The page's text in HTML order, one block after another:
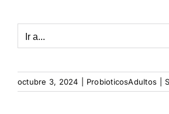
contenido
Ir a...
octubre 3, 2024 ProbioticosAdultos